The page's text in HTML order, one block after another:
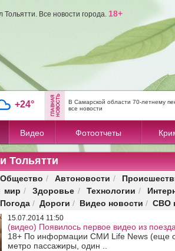
Все новости города. 18+
+24°
В Самарской области 70-летнему
все новости
Видео Фотоотчеты
Тольятти
Общество / Автоновости /
мир / Здоровье / Технологии /
Погода / Дороги / Видео новости / СВО
15.07.2014 11:50
(видео) Появилось первое видео из
18+ По информации СМИ Life News (еще
метро пассажиры, один ..